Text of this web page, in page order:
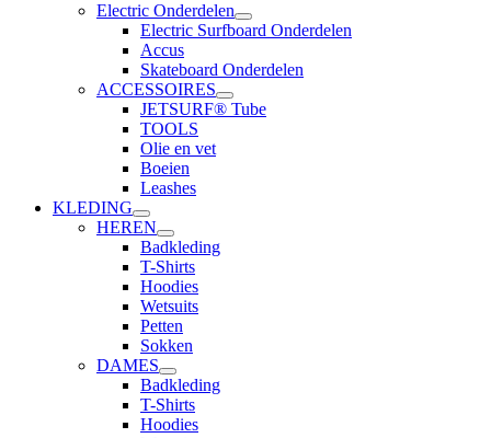
Electric Onderdelen
Electric Surfboard Onderdelen
Accus
Skateboard Onderdelen
ACCESSOIRES
JETSURF® Tube
TOOLS
Olie en vet
Boeien
Leashes
KLEDING
HEREN
Badkleding
T-Shirts
Hoodies
Wetsuits
Petten
Sokken
DAMES
Badkleding
T-Shirts
Hoodies